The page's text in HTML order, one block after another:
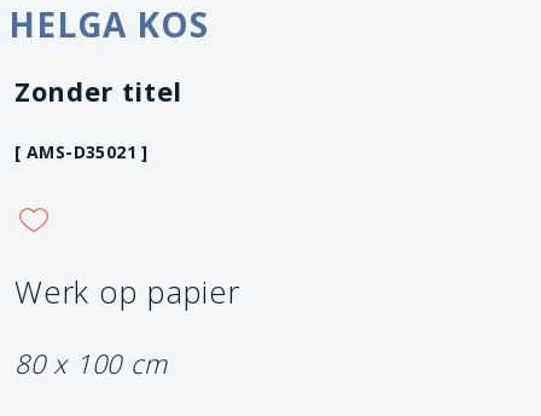
HELGA KOS
Zonder titel
[ AMS-D35021 ]
Werk op papier
80 x 100 cm